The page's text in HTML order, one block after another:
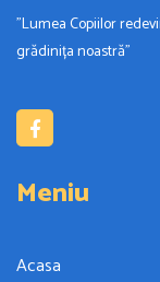
”Lumea Copiilor
grădinița noastră”
Meniu
Acasa